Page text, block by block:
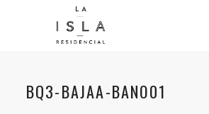
BQ3-BAJAA-BANO01